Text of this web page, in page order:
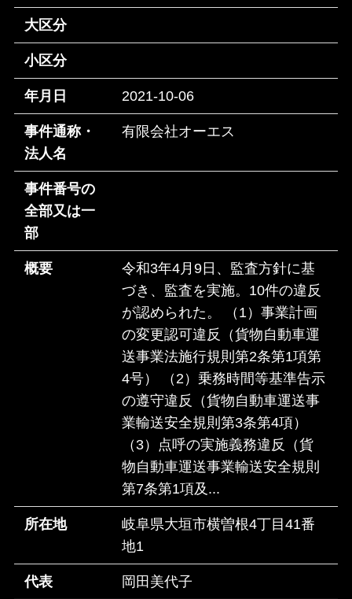
大区分
小区分
年月日 2021-10-06
事件通称・
法人名
有限会社オーエス
事件番号の
全部又は一
部
概要
令和3年4月9日、監査方針に基
づき、監査を実施。10件の違反
が認められた。 （1）事業計画
の変更認可違反（貨物自動車運
送事業法施行規則第2条第1項第
4号） （2）乗務時間等基準告示
の遵守違反（貨物自動車運送事
業輸送安全規則第3条第4項）
（3）点呼の実施義務違反（貨
物自動車運送事業輸送安全規則
第7条第1項及...
所在地
岐阜県大垣市横曽根4丁目41番
地1
代表 岡田美代子